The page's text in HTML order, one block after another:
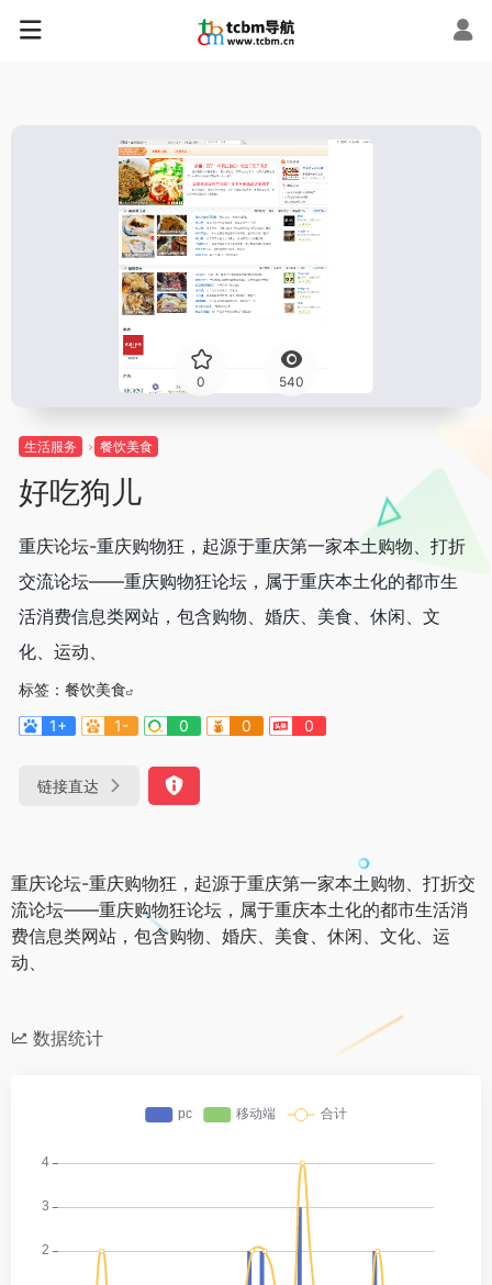
0 540
生活服务 餐饮美食
好吃狗儿
重庆论坛-重庆购物狂，起源于重庆第一家本土购物、打折
交流论坛——重庆购物狂论坛，属于重庆本土化的都市生
活消费信息类网站，包含购物、婚庆、美食、休闲、文
化、运动、
标签： 餐饮美食
1+
1- 0 0 0
链接直达
重庆论坛-重庆购物狂，起源于重庆第一家本土购物、打折交
流论坛——重庆购物狂论坛，属于重庆本土化的都市生活消
费信息类网站，包含购物、婚庆、美食、休闲、文化、运
动、
数据统计